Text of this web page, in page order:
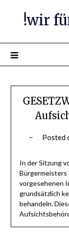
!wir
Posted
In der Sitzung
Bürgermeisters
vorgesehenen
grundsätzlich
behandeln.